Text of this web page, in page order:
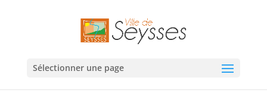
Sélectionner une page